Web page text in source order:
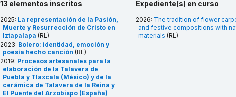
13 elementos inscritos
2025: La representación de la Pasión,
Muerte y Resurrección de Cristo en
Iztapalapa (RL)
2023: Bolero: identidad, emoción y
poesía hecho canción (RL)
2019: Procesos artesanales para la
elaboración de la Talavera de
Puebla y Tlaxcala (México) y de la
cerámica de Talavera de la Reina y
El Puente del Arzobispo (España)
Expediente(s) en curso
2026: The tradition of flower
and festive compositions with
materials (RL)